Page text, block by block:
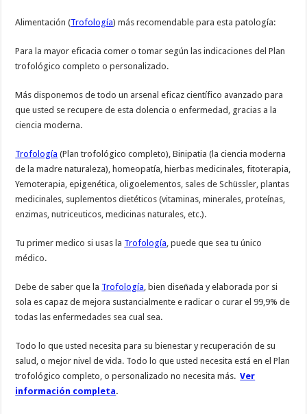
Alimentación (Trofología) más recomendable para esta patología:
Para la mayor eficacia comer o tomar según las indicaciones del Plan
trofológico completo o personalizado.
Más disponemos de todo un arsenal eficaz científico avanzado para
que usted se recupere de esta dolencia o enfermedad, gracias a la
ciencia moderna.
Trofología (Plan trofológico completo), Binipatia (la ciencia moderna
de la madre naturaleza), homeopatía, hierbas medicinales, fitoterapia,
Yemoterapia, epigenética, oligoelementos, sales de Schüssler, plantas
medicinales, suplementos dietéticos (vitaminas, minerales, proteínas,
enzimas, nutriceuticos, medicinas naturales, etc.).
Tu primer medico si usas la Trofología, puede que sea tu único
médico.
Debe de saber que la Trofología, bien diseñada y elaborada por si
sola es capaz de mejora sustancialmente e radicar o curar el 99,9% de
todas las enfermedades sea cual sea.
Todo lo que usted necesita para su bienestar y recuperación de su
salud, o mejor nivel de vida. Todo lo que usted necesita está en el Plan
trofológico completo, o personalizado no necesita más.Ver
información completa.